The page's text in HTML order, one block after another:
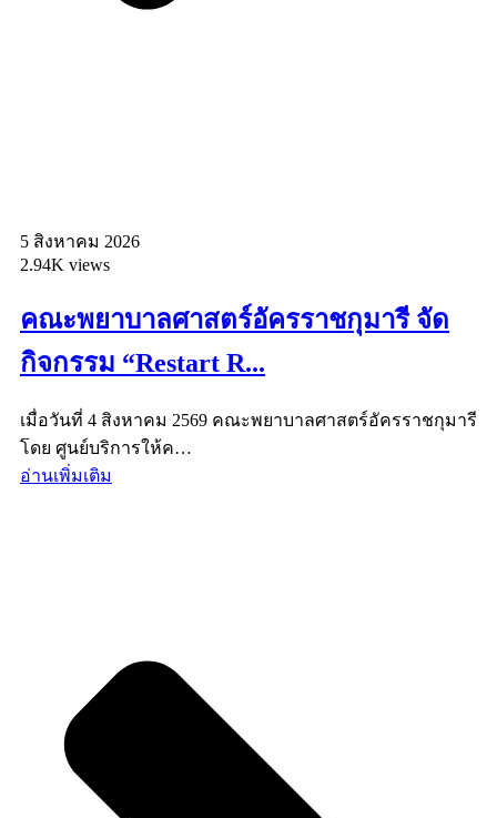
5 สิงหาคม 2026
2.94K views
คณะพยาบาลศาสตร์อัครราชกุมารี จัด
กิจกรรม “Restart R...
เมื่อวันที่ 4 สิงหาคม 2569 คณะพยาบาลศาสตร์อัครราชกุมารี
โดย ศูนย์บริการให้ค…
อ่านเพิ่มเติม